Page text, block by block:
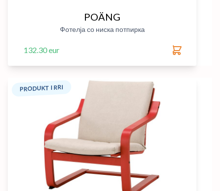
POÄNG
Фотелја со ниска потпирка
132.30 eur
PRODUKT I RRI